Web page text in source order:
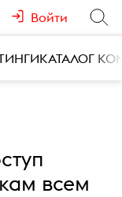
Войти
КАТАЛОГ
всем